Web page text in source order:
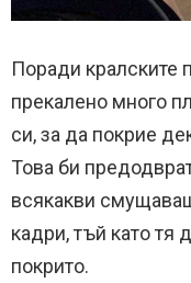
Поради кралските
прекалено много
си, за да покрие
Това би
всякакви
кадри, тъй като
покрито.